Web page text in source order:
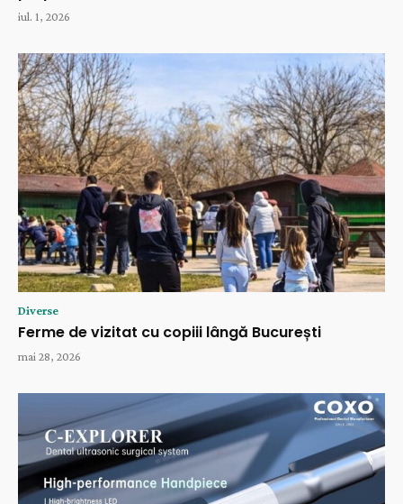
iul. 1, 2026
Diverse
Ferme de vizitat cu copiii lângă București
mai 28, 2026